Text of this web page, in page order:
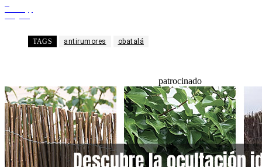
TAGS antirumores obatalá
patrocinado